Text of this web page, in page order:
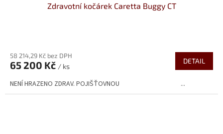
Zdravotní kočárek Caretta Buggy CT
produktu
je
z
5
58 214,29 Kč bez DPH
65 200 Kč / ks
DETAIL
NENÍ HRAZENO ZDRAV. POJIŠŤOVNOU ...